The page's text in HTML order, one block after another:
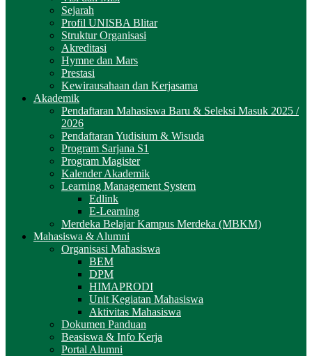
Sejarah
Profil UNISBA Blitar
Struktur Organisasi
Akreditasi
Hymne dan Mars
Prestasi
Kewirausahaan dan Kerjasama
Akademik
Pendaftaran Mahasiswa Baru & Seleksi Masuk 2025 /
2026
Pendaftaran Yudisium & Wisuda
Program Sarjana S1
Program Magister
Kalender Akademik
Learning Management System
Edlink
E-Learning
Merdeka Belajar Kampus Merdeka (MBKM)
Mahasiswa & Alumni
Organisasi Mahasiswa
BEM
DPM
HIMAPRODI
Unit Kegiatan Mahasiswa
Aktivitas Mahasiswa
Dokumen Panduan
Beasiswa & Info Kerja
Portal Alumni